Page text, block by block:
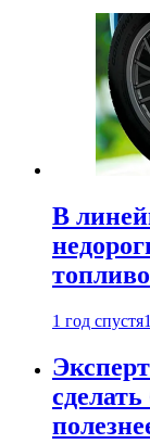
В
топливо
1 год спустя